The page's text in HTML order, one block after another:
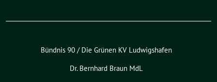
Bündnis 90 / Die Grünen KV Ludwigshafen
Dr. Bernhard Braun MdL